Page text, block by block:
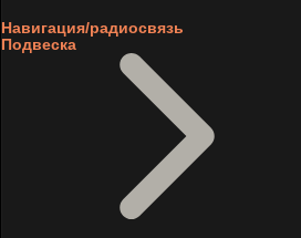
Навигация/радиосвязь
Подвеска